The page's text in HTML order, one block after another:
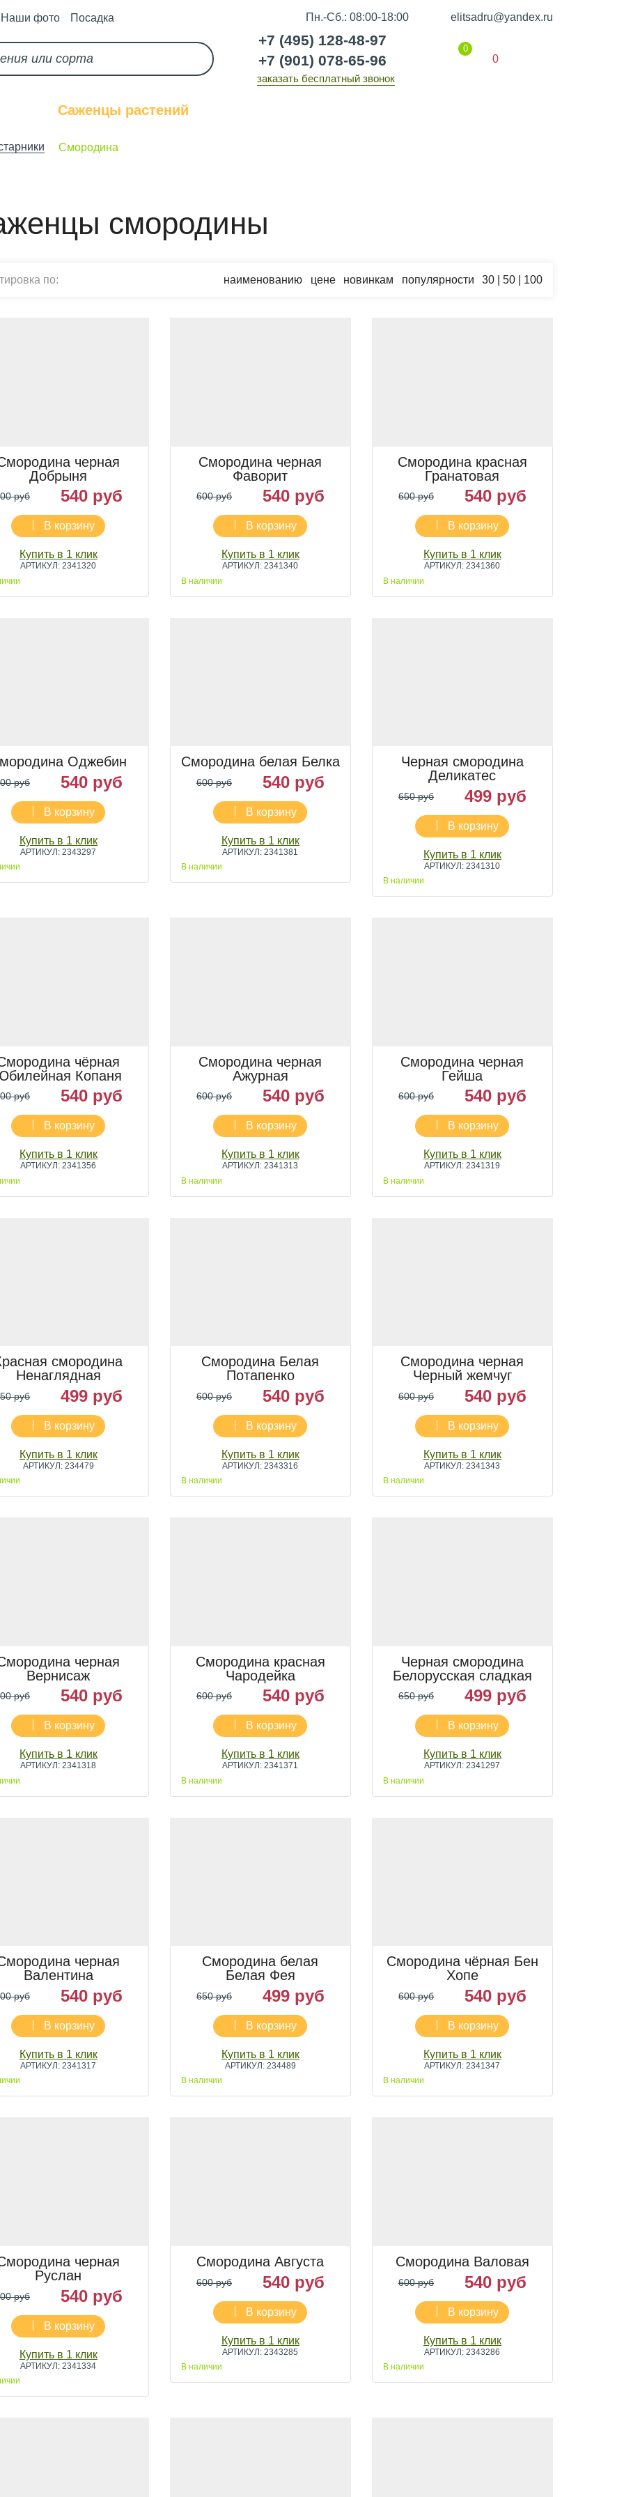
Наши фото Посадка Пн.-Сб.: 08:00-18:00 elitsadru@yandex.ru
+7 (495) 128-48-97
+7 (901) 078-65-96
заказать бесплатный звонок
0
0
Саженцы растений
Смородина
смородины
по: наименованию цене новинкам популярности 30 50 100
черная
Добрыня
руб 540 руб
В корзину
Купить в 1 клик
АРТИКУЛ: 2341320
Смородина черная
Фаворит
600 руб 540 руб
В корзину
Купить в 1 клик
АРТИКУЛ: 2341340
В наличии
Смородина красная
Гранатовая
600 руб 540 руб
В корзину
Купить в 1 клик
АРТИКУЛ: 2341360
В наличии
Оджебин
руб 540 руб
В корзину
Купить в 1 клик
АРТИКУЛ: 2343297
Смородина белая Белка
600 руб 540 руб
В корзину
Купить в 1 клик
АРТИКУЛ: 2341381
В наличии
Черная смородина
Деликатес
650 руб 499 руб
В корзину
Купить в 1 клик
АРТИКУЛ: 2341310
В наличии
чёрная
Копаня
руб 540 руб
В корзину
Купить в 1 клик
АРТИКУЛ: 2341356
Смородина черная
Ажурная
600 руб 540 руб
В корзину
Купить в 1 клик
АРТИКУЛ: 2341313
В наличии
Смородина черная
Гейша
600 руб 540 руб
В корзину
Купить в 1 клик
АРТИКУЛ: 2341319
В наличии
смородина
Ненаглядная
руб 499 руб
В корзину
Купить в 1 клик
АРТИКУЛ: 234479
Смородина Белая
Потапенко
600 руб 540 руб
В корзину
Купить в 1 клик
АРТИКУЛ: 2343316
В наличии
Смородина черная
Черный жемчуг
600 руб 540 руб
В корзину
Купить в 1 клик
АРТИКУЛ: 2341343
В наличии
черная
Вернисаж
руб 540 руб
В корзину
Купить в 1 клик
АРТИКУЛ: 2341318
Смородина красная
Чародейка
600 руб 540 руб
В корзину
Купить в 1 клик
АРТИКУЛ: 2341371
В наличии
Черная смородина
Белорусская сладкая
650 руб 499 руб
В корзину
Купить в 1 клик
АРТИКУЛ: 2341297
В наличии
черная
Валентина
руб 540 руб
В корзину
Купить в 1 клик
АРТИКУЛ: 2341317
Смородина белая
Белая Фея
650 руб 499 руб
В корзину
Купить в 1 клик
АРТИКУЛ: 234489
В наличии
Смородина чёрная Бен
Хопе
600 руб 540 руб
В корзину
Купить в 1 клик
АРТИКУЛ: 2341347
В наличии
черная
Руслан
руб 540 руб
В корзину
Купить в 1 клик
АРТИКУЛ: 2341334
Смородина Августа
600 руб 540 руб
В корзину
Купить в 1 клик
АРТИКУЛ: 2343285
В наличии
Смородина Валовая
600 руб 540 руб
В корзину
Купить в 1 клик
АРТИКУЛ: 2343286
В наличии